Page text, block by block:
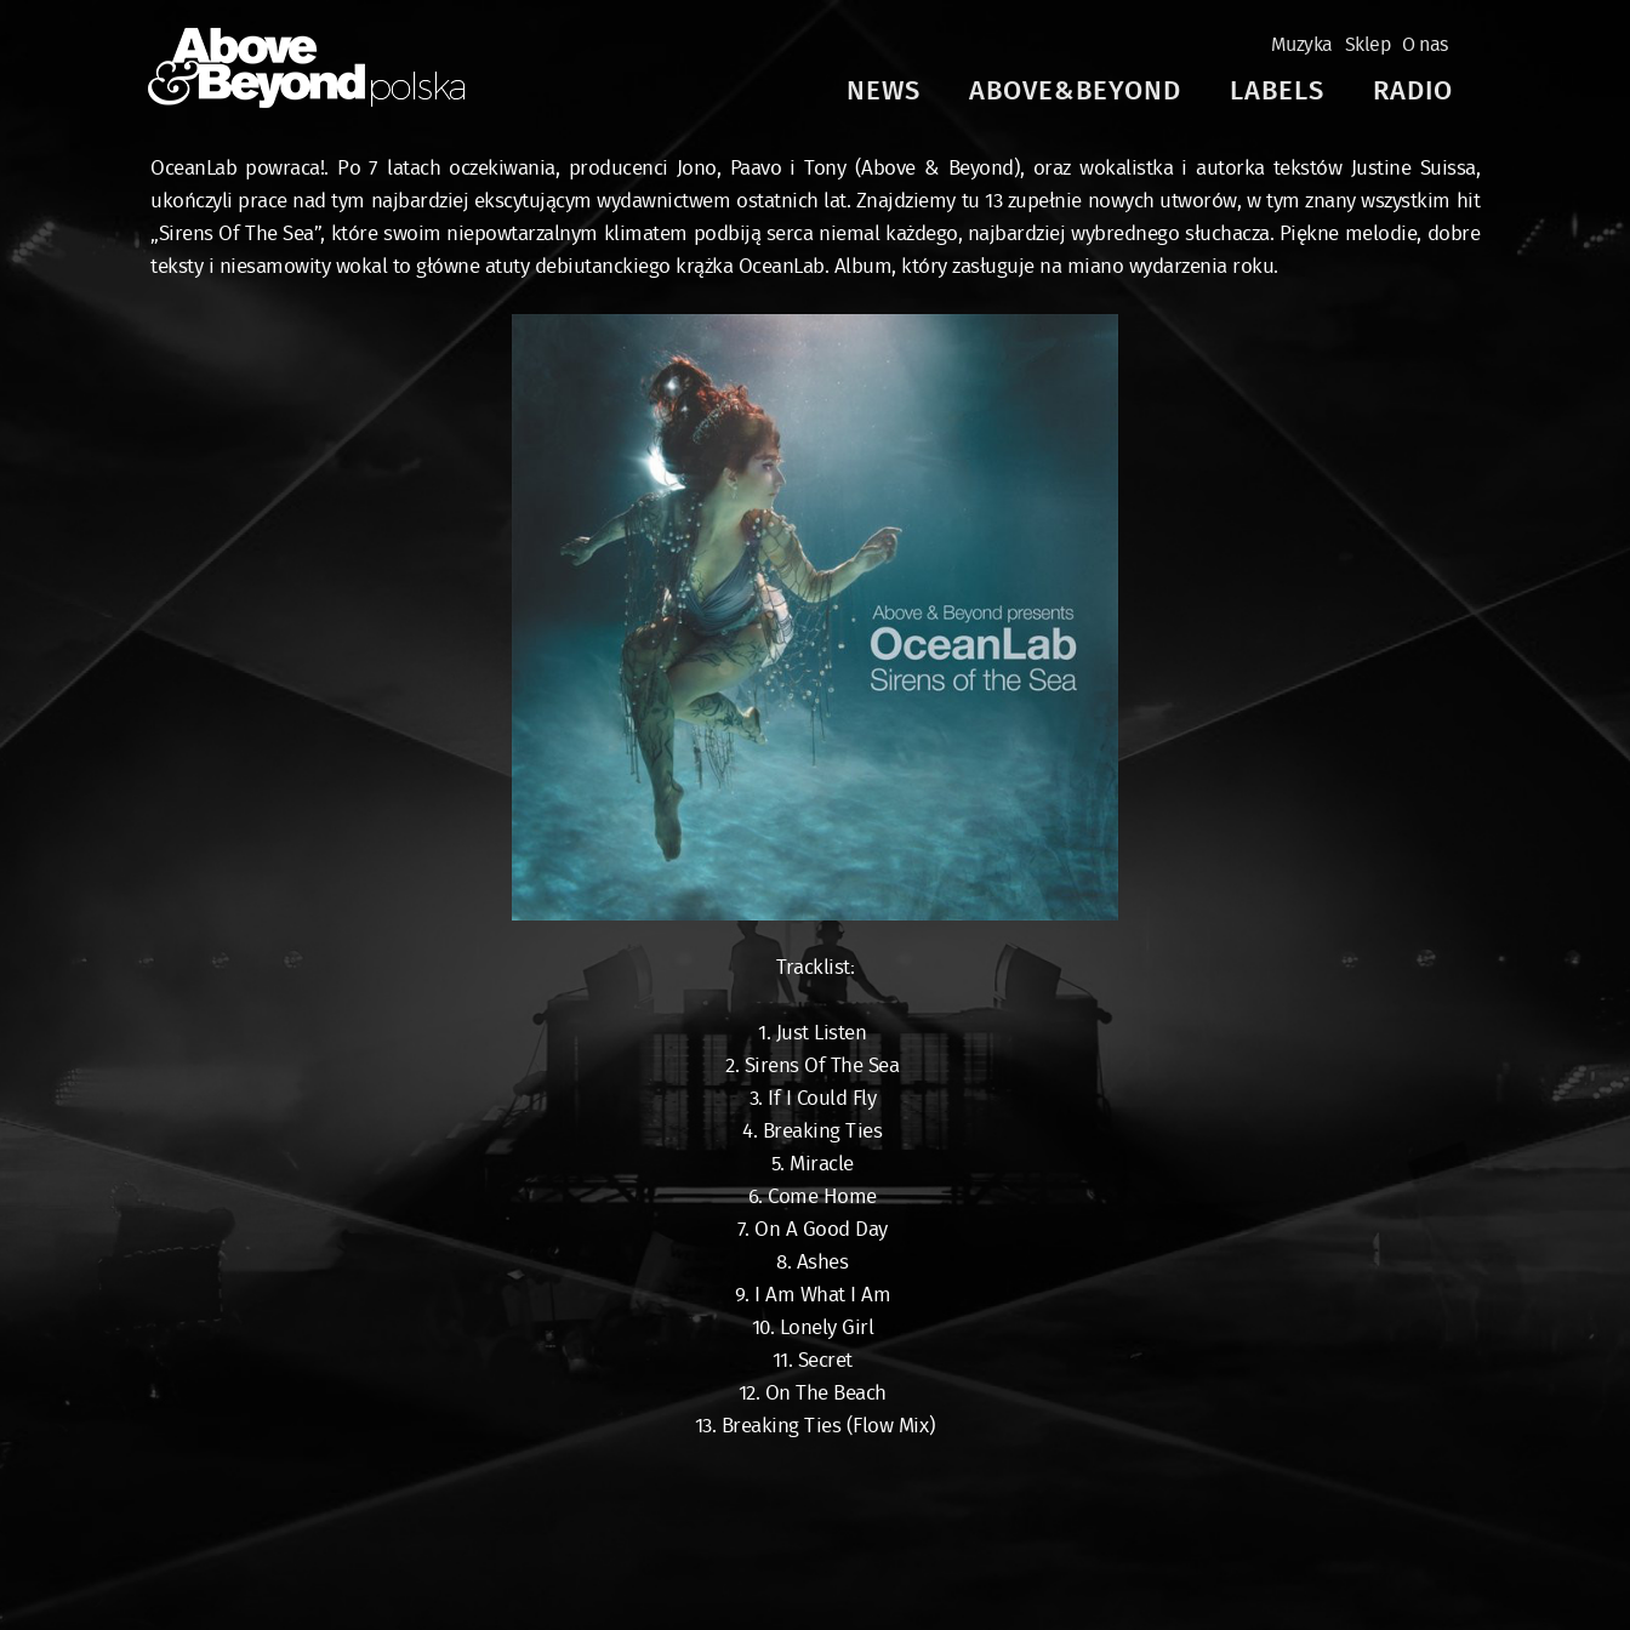
Muzyka Sklep O nas
NEWS ABOVE&BEYOND LABELS RADIO
OceanLab powraca!. Po 7 latach oczekiwania, producenci Jono, Paavo i Tony (Above & Beyond), oraz wokalistka i autorka tekstów Justine Suissa,
ukończyli prace nad tym najbardziej ekscytującym wydawnictwem ostatnich lat. Znajdziemy tu 13 zupełnie nowych utworów, w tym znany wszystkim hit
„Sirens Of The Sea”, które swoim niepowtarzalnym klimatem podbiją serca niemal każdego, najbardziej wybrednego słuchacza. Piękne melodie, dobre
teksty i niesamowity wokal to główne atuty debiutanckiego krążka OceanLab. Album, który zasługuje na miano wydarzenia roku.
Tracklist:
1. Just Listen
2. Sirens Of The Sea
3. If I Could Fly
4. Breaking Ties
5. Miracle
6. Come Home
7. On A Good Day
8. Ashes
9. I Am What I Am
10. Lonely Girl
11. Secret
12. On The Beach
13. Breaking Ties (Flow Mix)